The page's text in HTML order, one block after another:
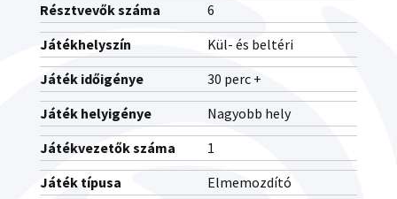
Résztvevők száma
6
Játékhelyszín
Kül- és beltéri
Játék időigénye
30 perc +
Játék helyigénye
Nagyobb hely
Játékvezetők száma
1
Játék típusa
Elmemozdító